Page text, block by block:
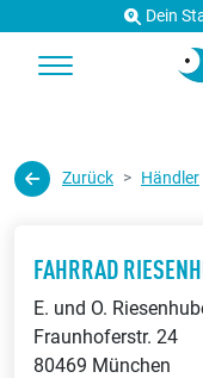
Dein
Zurück Händler
FAHRRAD
E. und O.
Fraunhoferstr. 24
80469 München